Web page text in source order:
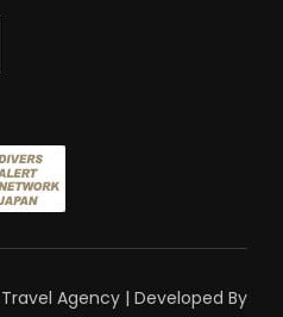
Travel Agency | Developed By